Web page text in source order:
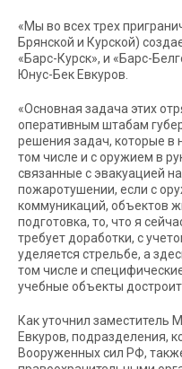
«Мы во всех трех
Брянской и Курской)
«Барс-Курск», и «Барс-
Юнус-Бек Евкуров.
«Основная задача этих
оперативным штабам
решения задач, которые в
том числе и с оружием в
связанные с эвакуацией
пожаротушении, если с
коммуникаций, объектов
подготовка, то, что я
требует доработки, с
уделяется стрельбе, а
том числе и
учебные объекты
Как уточнил
Евкуров, подразделения,
Вооруженных сил РФ,